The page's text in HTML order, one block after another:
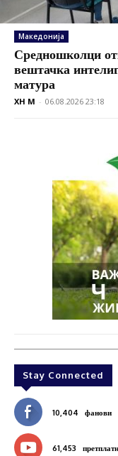
Македонија
Средношколци
вештачка
матура
XH M - 06.08.2026 23:18
Stay Connected
10,404 фанови
61,453